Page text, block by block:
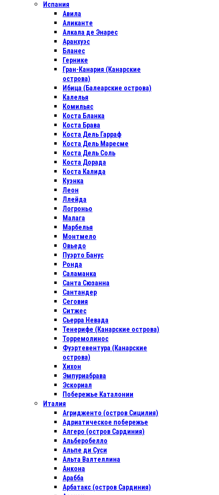
Испания
Авила
Аликанте
Алкала де Энарес
Аранхуэс
Бланес
Гернике
Гран-Канария (Канарские
острова)
Ибица (Балеарские острова)
Калелья
Комильяс
Коста Бланка
Коста Брава
Коста Дель Гарраф
Коста Дель Маресме
Коста Дель Соль
Коста Дорада
Коста Калида
Куэнка
Леон
Ллейда
Логроньо
Малага
Марбелья
Монтмело
Овьедо
Пуэрто Банус
Ронда
Саламанка
Санта Сюзанна
Сантандер
Сеговия
Ситжес
Сьерра Невада
Тенерифе (Канарские острова)
Торремолинос
Фуэртевентура (Канарские
острова)
Хихон
Эмпуриабрава
Эскориал
Побережье Каталонии
Италия
Агридженто (остров Сицилия)
Адриатическое побережье
Алгеро (остров Сардиния)
Альберобелло
Альпе ди Суси
Альта Валтеллина
Анкона
Арабба
Арбатакс (остров Сардиния)